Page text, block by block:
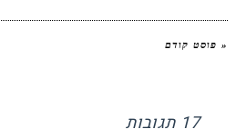
« פוסט קודם
17 תגובות